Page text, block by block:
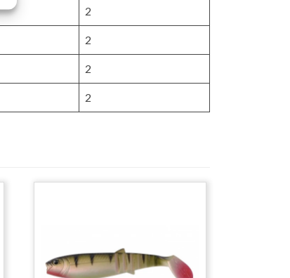
2
2
2
2